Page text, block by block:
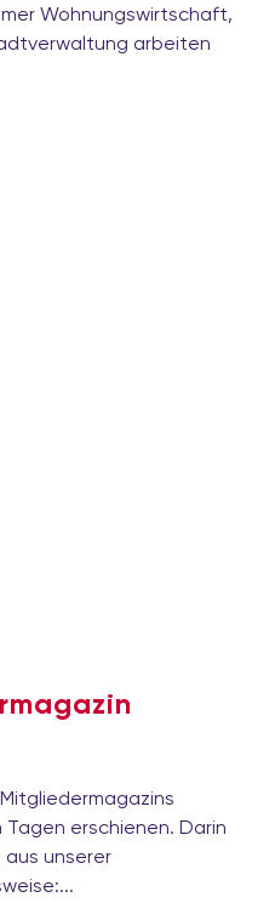
Wohnungswirtschaft,
arbeiten
Tagen erschienen. Darin
aus unserer